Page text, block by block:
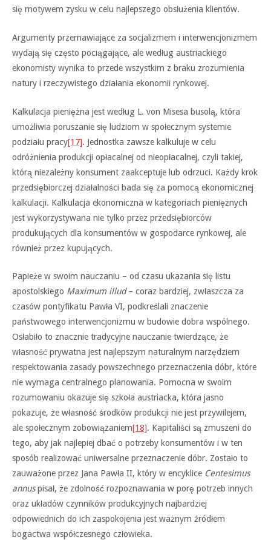
się motywem zysku w celu najlepszego obsłużenia klientów.
Argumenty przemawiające za socjalizmem i interwencjonizmem
wydają się często pociągające, ale według austriackiego
ekonomisty wynika to przede wszystkim z braku zrozumienia
natury i rzeczywistego działania ekonomii rynkowej.
Kalkulacja pieniężna jest według L. von Misesa busolą, która
umożliwia poruszanie się ludziom w społecznym systemie
podziału pracy[17]. Jednostka zawsze kalkuluje w celu
odróżnienia produkcji opłacalnej od nieopłacalnej, czyli takiej,
którą niezależny konsument zaakceptuje lub odrzuci. Każdy krok
przedsiębiorczej działalności bada się za pomocą ekonomicznej
kalkulacji. Kalkulacja ekonomiczna w kategoriach pieniężnych
jest wykorzystywana nie tylko przez przedsiębiorców
produkujących dla konsumentów w gospodarce rynkowej, ale
również przez kupujących.
Papieże w swoim nauczaniu – od czasu ukazania się listu
apostolskiego Maximum illud– coraz bardziej, zwłaszcza za
czasów pontyfikatu Pawła VI, podkreślali znaczenie
państwowego interwencjonizmu w budowie dobra wspólnego.
Osłabiło to znacznie tradycyjne nauczanie twierdzące, że
własność prywatna jest najlepszym naturalnym narzędziem
respektowania zasady powszechnego przeznaczenia dóbr, które
nie wymaga centralnego planowania. Pomocna w swoim
rozumowaniu okazuje się szkoła austriacka, która jasno
pokazuje, że własność środków produkcji nie jest przywilejem,
ale społecznym zobowiązaniem[18]. Kapitaliści są zmuszeni do
tego, aby jak najlepiej dbać o potrzeby konsumentów i w ten
sposób realizować uniwersalne przeznaczenie dóbr. Zostało to
zauważone przez Jana Pawła II, który w encyklice Centesimus
annuspisał, że zdolność rozpoznawania w porę potrzeb innych
oraz układów czynników produkcyjnych najbardziej
odpowiednich do ich zaspokojenia jest ważnym źródłem
bogactwa współczesnego człowieka.